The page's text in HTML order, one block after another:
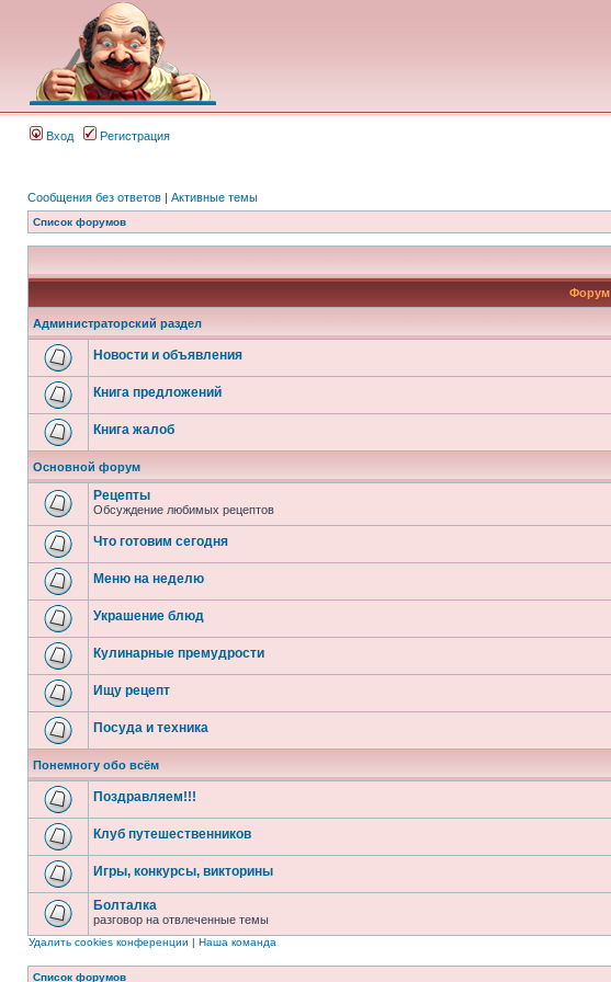
Вход Регистрация
Сообщения без ответов | Активные темы
Список форумов
Форум
Администраторский раздел
Новости и объявления
Книга предложений
Книга жалоб
Основной форум
Рецепты
Обсуждение любимых рецептов
Что готовим сегодня
Меню на неделю
Украшение блюд
Кулинарные премудрости
Ищу рецепт
Посуда и техника
Понемногу обо всём
Поздравляем!!!
Клуб путешественников
Игры, конкурсы, викторины
Болталка
разговор на отвлеченные темы
Удалить cookies конференции | Наша команда
Список форумов